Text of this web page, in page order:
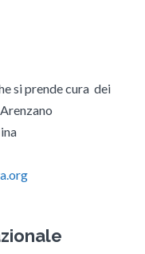
si prende cura dei